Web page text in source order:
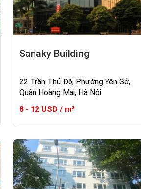
Sanaky Building
22 Trần Thủ Độ, Phường Yên Sở,
Quận Hoàng Mai, Hà Nội
8 - 12 USD / m²